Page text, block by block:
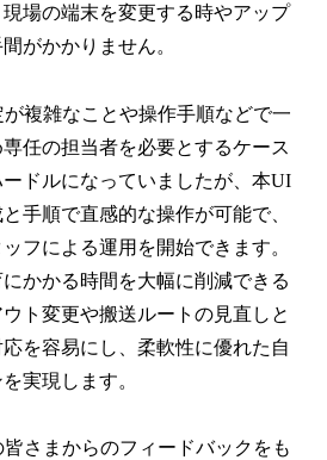
場の端末を変更する時やアップ
がかかりません。
複雑なことや操作手順などで一
任の担当者を必要とするケース
ドルになっていましたが、本UI
手順で直感的な操作が可能で、
フによる運用を開始できます。
かかる時間を大幅に削減できる
ト変更や搬送ルートの見直しと
を容易にし、柔軟性に優れた自
実現します。
さまからのフィードバックをも